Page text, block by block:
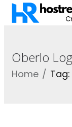
Oberlo
Home